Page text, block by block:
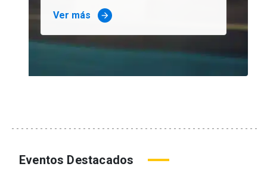
Ver más arrow_forward
Eventos Destacados